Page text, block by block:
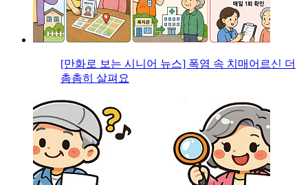
[만화로 보는 시니어 뉴스] 폭염 속 치매어르신 더
촘촘히 살펴요